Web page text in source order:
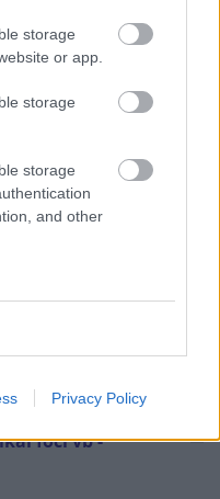
storage
or app.
storage
storage
and other
Privacy Policy
amelyek a
és
foci vb -